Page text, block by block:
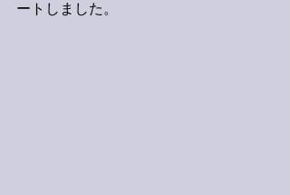
ートしました。